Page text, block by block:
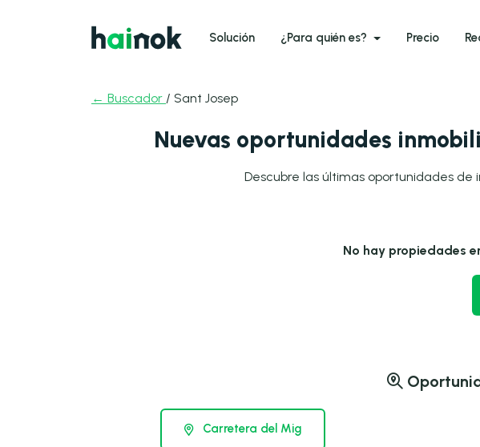
Solución ¿Para quién es? Precio
← Buscador / Sant Josep
Nuevas oportunidades
Descubre las últimas oportunidades de
No hay propiedades
Carretera del Mig